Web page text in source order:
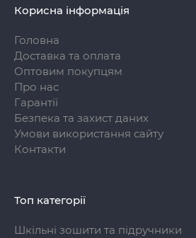
Корисна інформація
Головна
Доставка та оплата
Оптовим покупцям
Про нас
Гарантії
Безпека та захист даних
Умови використання сайту
Контакти
Топ категорії
Шкільні зошити та підручники